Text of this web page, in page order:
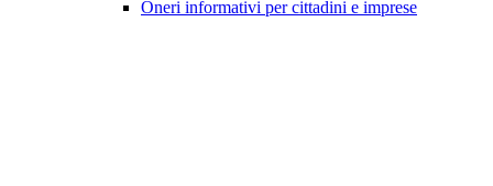
Oneri informativi per cittadini e imprese